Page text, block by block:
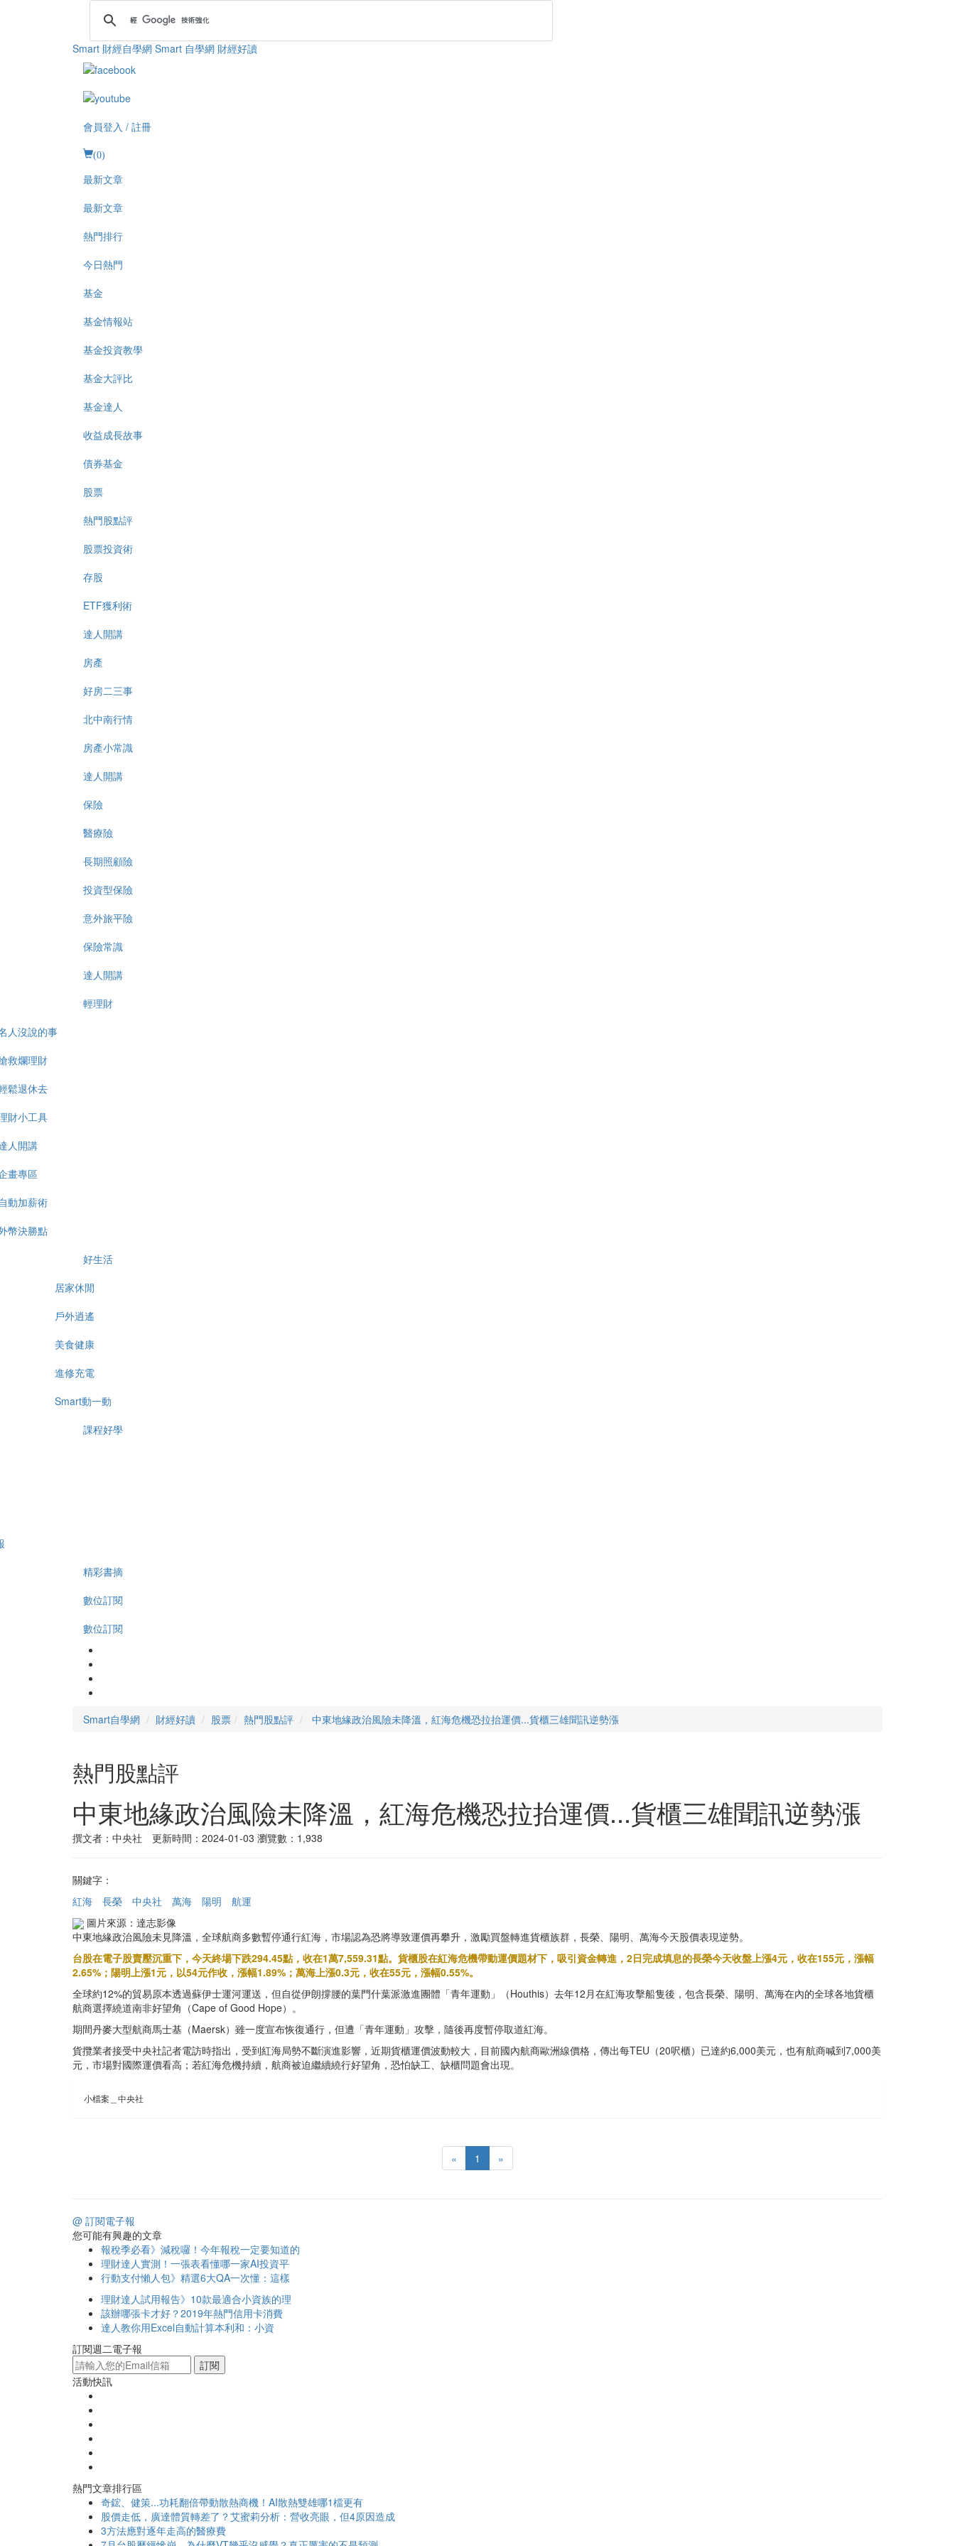
Smart 財經自學網 Smart 自學網 財經好讀
會員登入 / 註冊
(0)
最新文章
最新文章
熱門排行
今日熱門
基金
基金情報站
基金投資教學
基金大評比
基金達人
收益成長故事
債券基金
股票
熱門股點評
股票投資術
存股
ETF獲利術
達人開講
房產
好房二三事
北中南行情
房產小常識
達人開講
保險
醫療險
長期照顧險
投資型保險
意外旅平險
保險常識
達人開講
輕理財
人沒說的事
救爛理財
鬆退休去
財小工具
人開講
畫專區
動加薪術
幣決勝點
好生活
居家休閒
戶外逍遙
美食健康
進修充電
Smart動一動
課程好學
精彩書摘
數位訂閱
數位訂閱
Smart自學網 財經好讀 股票 熱門股點評 中東地緣政治風險未降溫，紅海危機恐拉抬運價...貨櫃三雄聞訊逆勢漲
熱門股點評
中東地緣政治風險未降溫，紅海危機恐拉抬運價...貨櫃三雄聞訊逆勢漲
撰文者：中央社 更新時間：2024-01-03 瀏覽數：1,938
關鍵字：
紅海
長榮 中央社 萬海 陽明
航運
圖片來源：達志影像
中東地緣政治風險未見降溫，全球航商多數暫停通行紅海，市場認為恐將導致運價再攀升，激勵買盤轉進貨櫃族群，長榮、陽明、萬海今天股價表現逆勢。
台股在電子股賣壓沉重下，今天終場下跌294.45點，收在1萬7,559.31點。貨櫃股在紅海危機帶動運價題材下，吸引資金轉進，2日完成填息的長榮今天收盤上漲4元，收在155元，漲幅
2.65%；陽明上漲1元，以54元作收，漲幅1.89%；萬海上漲0.3元，收在55元，漲幅0.55%。
全球約12%的貿易原本透過蘇伊士運河運送，但自從伊朗撐腰的葉門什葉派激進團體「青年運動」（Houthis）去年12月在紅海攻擊船隻後，包含長榮、陽明、萬海在內的全球各地貨櫃
航商選擇繞道南非好望角（Cape of Good Hope）。
期間丹麥大型航商馬士基（Maersk）雖一度宣布恢復通行，但遭「青年運動」攻擊，隨後再度暫停取道紅海。
貨攬業者接受中央社記者電訪時指出，受到紅海局勢不斷演進影響，近期貨櫃運價波動較大，目前國內航商歐洲線價格，傳出每TEU（20呎櫃）已達約6,000美元，也有航商喊到7,000美
元，市場對國際運價看高；若紅海危機持續，航商被迫繼續繞行好望角，恐怕缺工、缺櫃問題會出現。
小檔案＿中央社
« 1 »
@ 訂閱電子報
您可能有興趣的文章
報稅季必看》減稅囉！今年報稅一定要知道的
理財達人實測！一張表看懂哪一家AI投資平
行動支付懶人包》精選6大QA一次懂：這樣
理財達人試用報告》10款最適合小資族的理
該辦哪張卡才好？2019年熱門信用卡消費
達人教你用Excel自動計算本利和：小資
訂閱週二電子報
訂閱
活動快訊
熱門文章排行區
奇鋐、健策...功耗翻倍帶動散熱商機！AI散熱雙雄哪1檔更有
股價走低，廣達體質轉差了？艾蜜莉分析：營收亮眼，但4原因造成
3方法應對逐年走高的醫療費